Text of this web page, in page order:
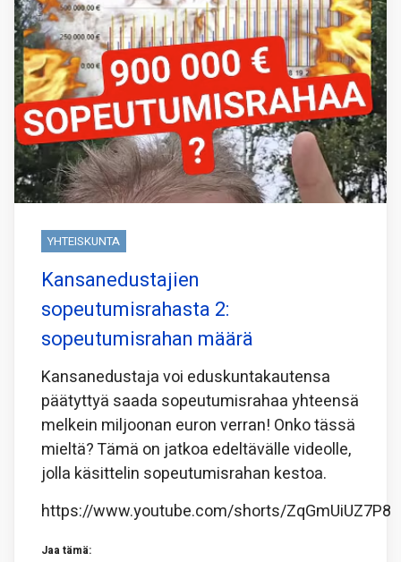
YHTEISKUNTA
Kansanedustajien
sopeutumisrahasta 2:
sopeutumisrahan määrä
Kansanedustaja voi eduskuntakautensa
päätyttyä saada sopeutumisrahaa yhteensä
melkein miljoonan euron verran! Onko tässä
mieltä? Tämä on jatkoa edeltävälle videolle,
jolla käsittelin sopeutumisrahan kestoa.
https://www.youtube.com/shorts/ZqGmUiUZ7P8
Jaa tämä: